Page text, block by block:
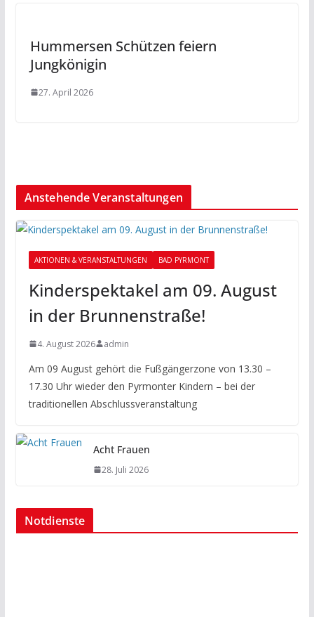
Hummersen Schützen feiern
Jungkönigin
27. April 2026
Anstehende Veranstaltungen
AKTIONEN & VERANSTALTUNGEN BAD PYRMONT
Kinderspektakel am 09. August
in der Brunnenstraße!
4. August 2026 admin
Am 09 August gehört die Fußgängerzone von 13.30 –
17.30 Uhr wieder den Pyrmonter Kindern – bei der
traditionellen Abschlussveranstaltung
Acht Frauen
28. Juli 2026
Notdienste